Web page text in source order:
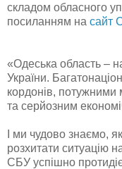
складом обласного
посиланням на сайт
«Одеська область –
України.
кордонів, потужними
та серйозним
І ми чудово знаємо,
розхитати ситуацію
СБУ успішно